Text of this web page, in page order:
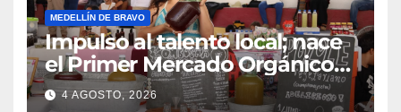
MEDELLÍN DE BRAVO
Impulso al talento local; nace
el Primer Mercado Orgánico
en Medellín
4 AGOSTO, 2026